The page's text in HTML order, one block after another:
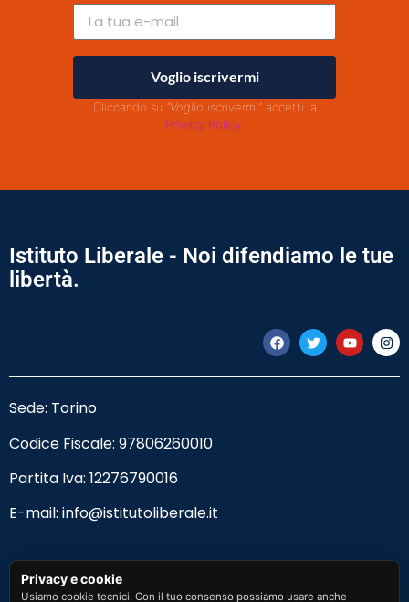
Voglio iscrivermi
Cliccando su "Voglio iscrivermi"accetti la
Privacy Policy
Istituto Liberale - Noi difendiamo le tue
libertà.
Sede: Torino
Codice Fiscale: 97806260010
Partita Iva: 12276790016
E-mail: info@istitutoliberale.it
Privacy Policy
Privacy e cookie
Usiamo cookie tecnici. Con il tuo consenso possiamo usare anche